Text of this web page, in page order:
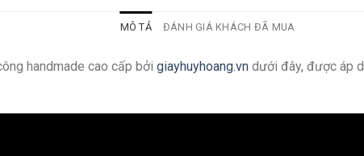
MÔ TẢ ĐÁNH GIÁ KHÁCH ĐÃ MUA
handmade cao cấp bởi giayhuyhoang.vn dưới đây, được áp